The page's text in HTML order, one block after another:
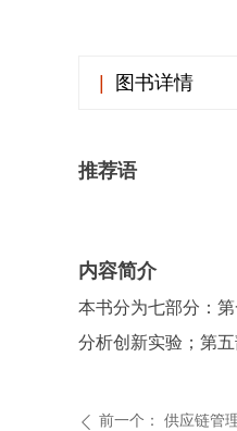
ꄴ 前一个： 供应链管
推荐语
内容简介
本书分为七部分：
分析创新实验；第
图书详情